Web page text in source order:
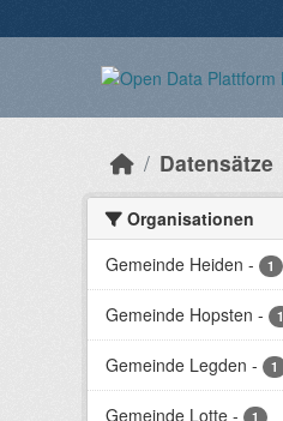
Datensätze
Organisationen
Gemeinde Heiden - 1
Gemeinde Hopsten - 1
Gemeinde Legden - 1
Gemeinde Lotte - 1